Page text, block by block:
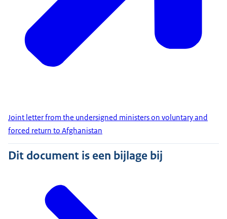
Joint letter from the undersigned ministers on voluntary and
forced return to Afghanistan
Dit document is een bijlage bij